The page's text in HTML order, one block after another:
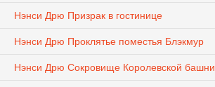
Нэнси Дрю Призрак в гостинице
Нэнси Дрю Проклятье поместья Блэкмур
Нэнси Дрю Сокровище Королевской башни